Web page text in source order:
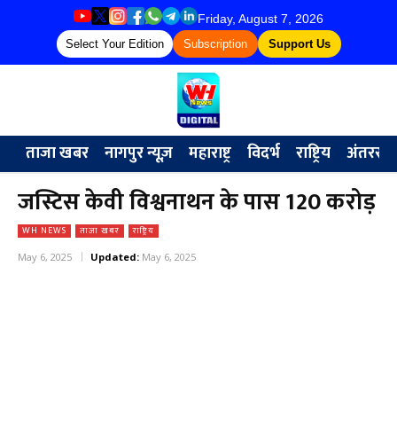
Friday, August 7, 2026
Select Your Edition Subscription Support Us
ताजा खबर नागपुर न्यूज़ महाराष्ट्र विदर्भ राष्ट्रिय
जस्टिस केवी विश्वनाथन के पास 120 करोड़
WH NEWS ताजा खबर राष्ट्रिय
May 6, 2025 Updated: May 6, 2025